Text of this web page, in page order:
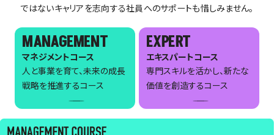
ではないキャリアを志向する社員へのサポートも惜しみません。
MANAGEMENT
マネジメントコース
人と事業を育て、未来の成長
戦略を推進するコース
EXPERT
エキスパートコース
専門スキルを活かし、新たな
価値を創造するコース